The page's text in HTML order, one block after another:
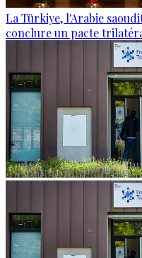
La Türkiye, l'Arabie
conclure un pacte